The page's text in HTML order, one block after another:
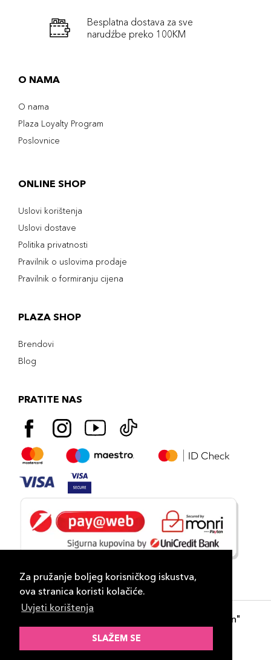
Za pružanje boljeg korisničkog iskustva,
ova stranica koristi kolačiće.
Uvjeti korištenja
SLAŽEM SE
Besplatna dostava za sve
narudźbe preko 100KM
O NAMA
O nama
Plaza Loyalty Program
Poslovnice
ONLINE SHOP
Uslovi korištenja
Uslovi dostave
Politika privatnosti
Pravilnik o uslovima prodaje
Pravilnik o formiranju cijena
PLAZA SHOP
Brendovi
Blog
PRATITE NAS
- "DP Lux Distribution"
d.o.o. Banja Luka
ID-S Consulting d.o.o. Sarajevo